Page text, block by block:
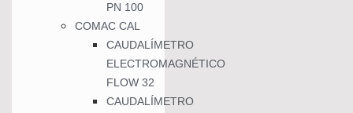
PN 100
COMAC CAL
CAUDALÍMETRO
ELECTROMAGNÉTICO
FLOW 32
CAUDALÍMETRO